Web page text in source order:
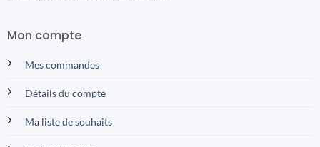
Mon compte
Mes commandes
Détails du compte
Ma liste de souhaits